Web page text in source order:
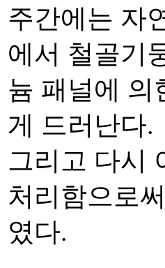
주간에는 자
에서 철골기
늄 패널에 의
게 드러난다.
그리고 다시
처리함으로
였다.